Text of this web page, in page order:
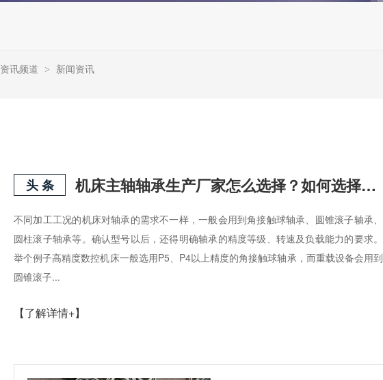
资讯频道 > 新闻资讯
头 条 机床主轴轴承生产厂家怎么选择？如何选择靠谱的厂家？
不同加工工况的机床对轴承的需求不一样，一般会用到角接触球轴承、圆锥滚子轴承、
圆柱滚子轴承等。确认型号以后，还得明确轴承的精度等级、转速及负载能力的要求。
举个例子高精度数控机床一般选用P5、P4以上精度的角接触球轴承，而重载设备会用到
圆锥滚子...
【了解详情+】